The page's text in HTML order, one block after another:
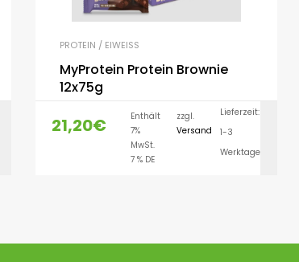
AUSFÜHRUNG WÄHLEN
PROTEIN / EIWEISS
MyProtein Protein Brownie
12x75g
21,20€
Enthält
7%
MwSt.
7 % DE
zzgl.
Versand
Lieferzeit:
1-3
Werktage